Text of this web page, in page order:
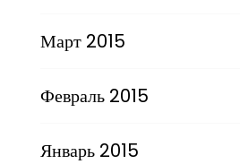
Март 2015
Февраль 2015
Январь 2015